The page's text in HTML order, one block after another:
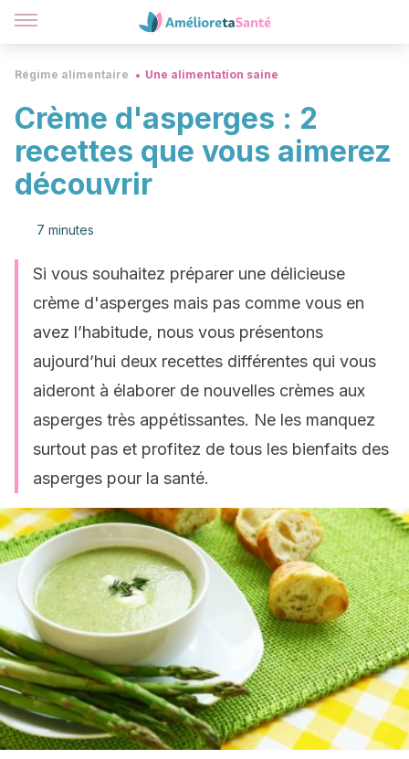
Régime alimentaire Une alimentation saine
Crème d'asperges : 2
recettes que vous aimerez
découvrir
7 minutes
Si vous souhaitez préparer une délicieuse
crème d'asperges mais pas comme vous en
avez l’habitude, nous vous présentons
aujourd’hui deux recettes différentes qui vous
aideront à élaborer de nouvelles crèmes aux
asperges très appétissantes. Ne les manquez
surtout pas et profitez de tous les bienfaits des
asperges pour la santé.